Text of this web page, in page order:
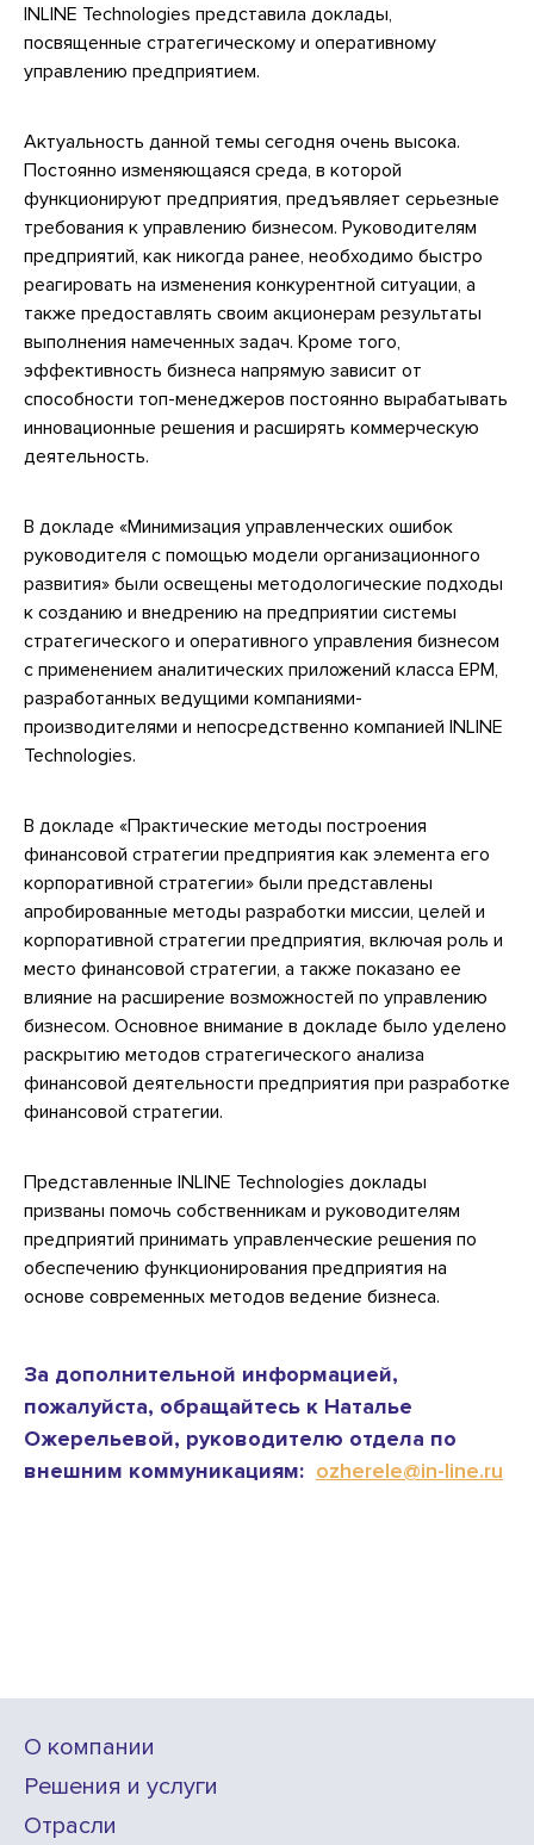
INLINE Technologies представила доклады,
посвященные стратегическому и оперативному
управлению предприятием.
Актуальность данной темы сегодня очень высока.
Постоянно изменяющаяся среда, в которой
функционируют предприятия, предъявляет серьезные
требования к управлению бизнесом. Руководителям
предприятий, как никогда ранее, необходимо быстро
реагировать на изменения конкурентной ситуации, а
также предоставлять своим акционерам результаты
выполнения намеченных задач. Кроме того,
эффективность бизнеса напрямую зависит от
способности топ-менеджеров постоянно вырабатывать
инновационные решения и расширять коммерческую
деятельность.
В докладе «Минимизация управленческих ошибок
руководителя с помощью модели организационного
развития» были освещены методологические подходы
к созданию и внедрению на предприятии системы
стратегического и оперативного управления бизнесом
с применением аналитических приложений класса EPM,
разработанных ведущими компаниями-
производителями и непосредственно компанией INLINE
Technologies.
В докладе «Практические методы построения
финансовой стратегии предприятия как элемента его
корпоративной стратегии» были представлены
апробированные методы разработки миссии, целей и
корпоративной стратегии предприятия, включая роль и
место финансовой стратегии, а также показано ее
влияние на расширение возможностей по управлению
бизнесом. Основное внимание в докладе было уделено
раскрытию методов стратегического анализа
финансовой деятельности предприятия при разработке
финансовой стратегии.
Представленные INLINE Technologies доклады
призваны помочь собственникам и руководителям
предприятий принимать управленческие решения по
обеспечению функционирования предприятия на
основе современных методов ведение бизнеса.
За дополнительной информацией,
пожалуйста, обращайтесь к Наталье
Ожерельевой, руководителю отдела по
внешним коммуникациям: ozherele@in-line.ru
О компании
Решения и услуги
Отрасли